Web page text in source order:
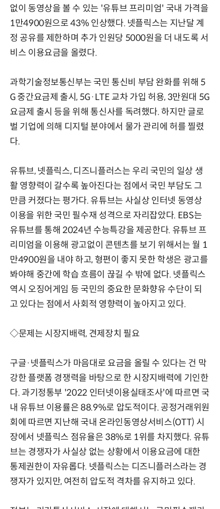
없이 동영상을 볼 수 있는 '유튜브 프리미엄' 국내 가격을
1만4900원으로 43% 인상했다. 넷플릭스는 지난달 계
정 공유를 제한하며 추가 인원당 5000원을 더 내도록 서
비스 이용요금을 올렸다.
과학기술정보통신부는 국민 통신비 부담 완화를 위해 5
G 중간요금제 출시, 5G·LTE 교차 가입 허용, 3만원대 5G
요금제 출시 등을 위해 통신사를 독려했다. 하지만 글로
벌 기업에 의해 디지털 분야에서 물가 관리에 허를 찔렸
다.
유튜브, 넷플릭스, 디즈니플러스는 우리 국민의 일상 생
활 영향력이 갈수록 높아진다는 점에서 국민 부담도 그
만큼 커졌다는 평가다. 유튜브는 사실상 인터넷 동영상
이용을 위한 국민 필수재 성격으로 자리잡았다. EBS는
유튜브를 통해 2024년 수능특강을 제공한다. 유튜브 프
리미엄을 이용해 광고없이 콘텐츠를 보기 위해서는 월 1
만4900원을 내야 하고, 형편이 좋지 못한 학생은 광고를
봐야해 중간에 학습 흐름이 끊길 수 밖에 없다. 넷플릭스
역시 오징어게임 등 국민의 중요한 문화향유 수단이 되
고 있다는 점에서 사회적 영향력이 높아지고 있다.
◇문제는 시장지배력, 견제장치 필요
구글·넷플릭스가 마음대로 요금을 올릴 수 있다는 건 막
강한 플랫폼 경쟁력을 바탕으로 한 시장지배력에 기인한
다. 과기정통부 '2022 인터넷이용실태조사'에 따르면 국
내 유튜브 이용률은 88.9%로 압도적이다. 공정거래위원
회에 따르면 지난해 국내 온라인동영상서비스(OTT) 시
장에서 넷플릭스 점유율은 38%로 1위를 차지했다. 유튜
브는 경쟁자가 사실상 없는 상황에서 이용요금에 대한
통제권한이 자유롭다. 넷플릭스는 디즈니플러스라는 경
쟁자가 있지만, 여전히 압도적 격차를 유지하고 있다.